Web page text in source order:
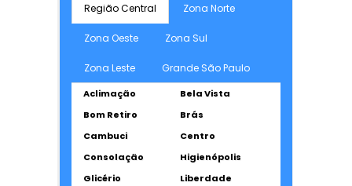
Região Central Zona Norte
Zona Oeste Zona Sul
Zona Leste Grande São Paulo
Aclimação
Bela Vista
Bom Retiro
Brás
Cambuci
Centro
Consolação
Higienópolis
Glicério
Liberdade